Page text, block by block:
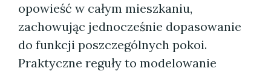
opowieść w całym mieszkaniu,
zachowując jednocześnie dopasowanie
do funkcji poszczególnych pokoi.
Praktyczne reguły to modelowanie